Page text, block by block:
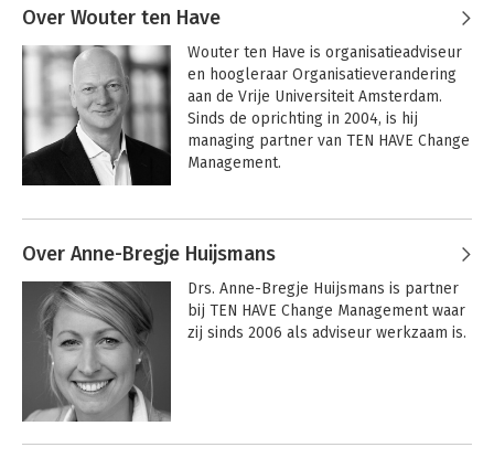
organisatie
veranderd
Over Wouter ten Have
Wouter ten Have is organisatieadviseur
en hoogleraar Organisatieverandering
aan de Vrije Universiteit Amsterdam.
Sinds de oprichting in 2004, is hij
managing partner van TEN HAVE Change
Management.
(afstudeerrichtingen Organisatiekunde
Universiteit Amsterdam trad Wouter in
dienst bij Berenschot, waar hij
als laatste de functie van lid van de
Vilans en de Hartstichting en voorzitter
Have
Over Anne-Bregje Huijsmans
Drs. Anne-Bregje Huijsmans is partner
bij TEN HAVE Change Management waar
zij sinds 2006 als adviseur werkzaam is.
Andere boeken door Anne-Bregje